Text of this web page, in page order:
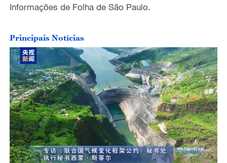
Informações de Folha de São Paulo.
Principais Notícias